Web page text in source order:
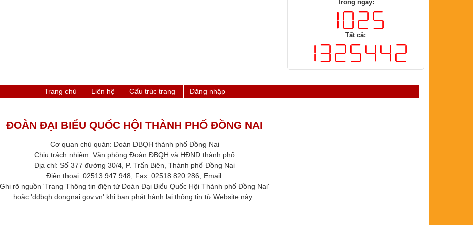
Trong ngày:
Trang chủ Liên hệ Cấu trúc trang Đăng nhập
ĐOÀN ĐẠI BIỂU QUỐC HỘI THÀNH PHỐ ĐỒNG NAI
Cơ quan chủ quản: Đoàn ĐBQH thành phố Đồng Nai
Chịu trách nhiệm: Văn phòng Đoàn ĐBQH và HĐND thành phố​
Địa chỉ: Số 377 đường 30/4, P. Trấn Biên, Thành phố Đồng Nai
Điện thoại: 02513.947.948; Fax: 02518.820.286​; Email:
Ghi rõ nguồn 'Trang Thông tin điện tử Đoàn Đại Biểu Quốc Hội Thành phố ​Đồng Nai'
hoặc 'ddbqh.dongnai.gov.vn' khi bạn phát hành lại thông tin từ Website này. ​​